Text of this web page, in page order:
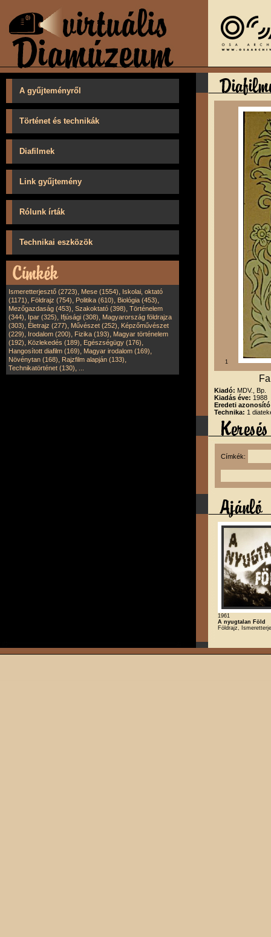
A gyűjteményről
Történet és technikák
Diafilmek
Link gyűjtemény
Rólunk írták
Technikai eszközök
Ismeretterjesztő (2723), Mese (1554), Iskolai, oktató
(1171), Földrajz (754), Politika (610), Biológia (453),
Mezőgazdaság (453), Szakoktató (398), Történelem
(344), Ipar (325), Ifjúsági (308), Magyarország földrajza
(303), Életrajz (277), Művészet (252), Képzőművészet
(229), Irodalom (200), Fizika (193), Magyar történelem
(192), Közlekedés (189), Egészségügy (176),
Hangosított diafilm (169), Magyar irodalom (169),
Növénytan (168), Rajzfilm alapján (133),
Technikatörténet (130),
1
Kiadó: MDV., Bp.
Kiadás éve: 1988
Eredeti
Technika: 1
Címkék:
1961
A nyugtalan Föld
Földrajz,